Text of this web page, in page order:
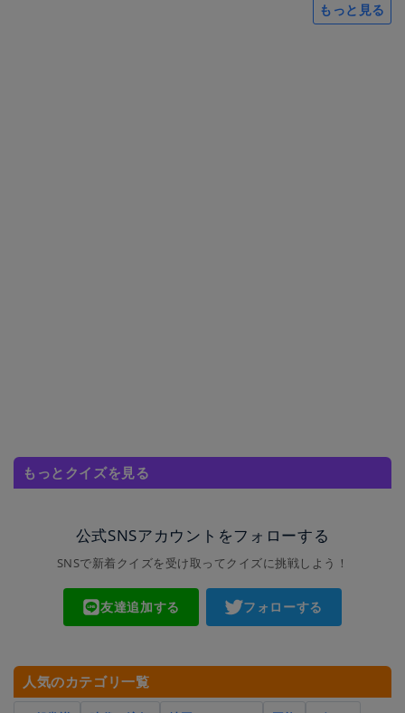
もっと見る
もっとクイズを見る
公式SNSアカウントをフォローする
SNSで新着クイズを受け取ってクイズに挑戦しよう！
友達追加する フォローする
人気のカテゴリ一覧